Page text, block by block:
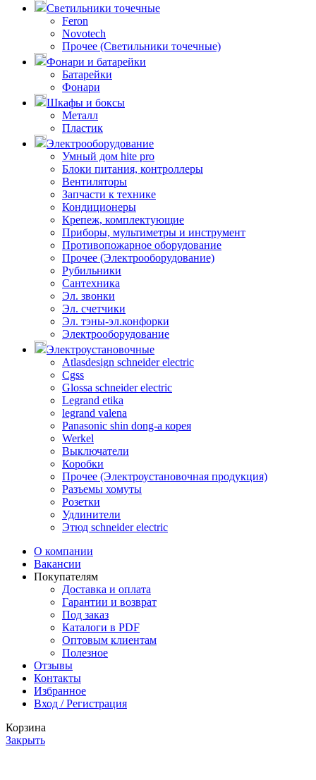
Светильники точечные
Feron
Novotech
Прочее (Светильники точечные)
Фонари и батарейки
Батарейки
Фонари
Шкафы и боксы
Металл
Пластик
Электрооборудование
Умный дом hite pro
Блоки питания, контроллеры
Вентиляторы
Запчасти к технике
Кондиционеры
Крепеж, комплектующие
Приборы, мультиметры и инструмент
Противопожарное оборудование
Прочее (Электрооборудование)
Рубильники
Сантехника
Эл. звонки
Эл. счетчики
Эл. тэны-эл.конфорки
Электрооборудование
Электроустановочные
Atlasdesign schneider electric
Cgss
Glossa schneider electric
Legrand etika
legrand valena
Panasonic shin dong-a корея
Werkel
Выключатели
Коробки
Прочее (Электроустановочная продукция)
Разъемы хомуты
Розетки
Удлинители
Этюд schneider electric
О компании
Вакансии
Покупателям
Доставка и оплата
Гарантии и возврат
Под заказ
Каталоги в PDF
Оптовым клиентам
Полезное
Отзывы
Контакты
Избранное
Вход / Регистрация
Корзина
Закрыть